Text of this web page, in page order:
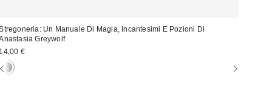
Un Manuale Di Magia, Incantesimi E Pozioni Di
Greywolf
14,00 €